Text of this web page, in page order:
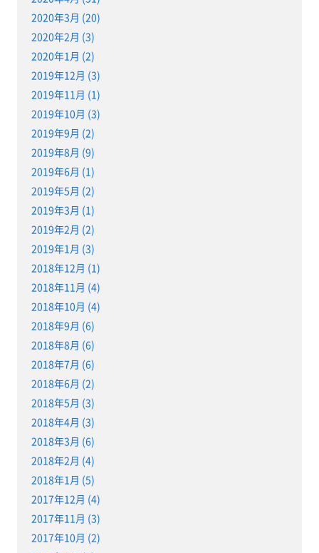
2020年3月 (20)
2020年2月 (3)
2020年1月 (2)
2019年12月 (3)
2019年11月 (1)
2019年10月 (3)
2019年9月 (2)
2019年8月 (9)
2019年6月 (1)
2019年5月 (2)
2019年3月 (1)
2019年2月 (2)
2019年1月 (3)
2018年12月 (1)
2018年11月 (4)
2018年10月 (4)
2018年9月 (6)
2018年8月 (6)
2018年7月 (6)
2018年6月 (2)
2018年5月 (3)
2018年4月 (3)
2018年3月 (6)
2018年2月 (4)
2018年1月 (5)
2017年12月 (4)
2017年11月 (3)
2017年10月 (2)